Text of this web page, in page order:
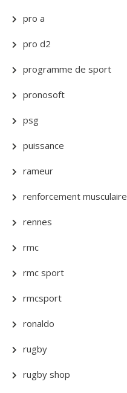
pro a
pro d2
programme de sport
pronosoft
psg
puissance
rameur
renforcement musculaire
rennes
rmc
rmc sport
rmcsport
ronaldo
rugby
rugby shop